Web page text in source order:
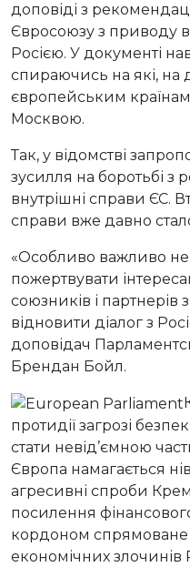
доповіді з
Євросоюзу з приводу
Росією. У документі
спираючись на які, на
європейським країнам
Москвою.
Так, у відомстві
зусилля на боротьбі з
внутрішні справи ЄС.
справи вже давно
«Особливо важливо не
пожертвувати
союзників і
відновити діалог з
доповідач
Брендан Бойл.
протидії загрозі
стати невід’ємною
Європа намагається
агресивні спроби
посилення
кордоном
економічних злочинів